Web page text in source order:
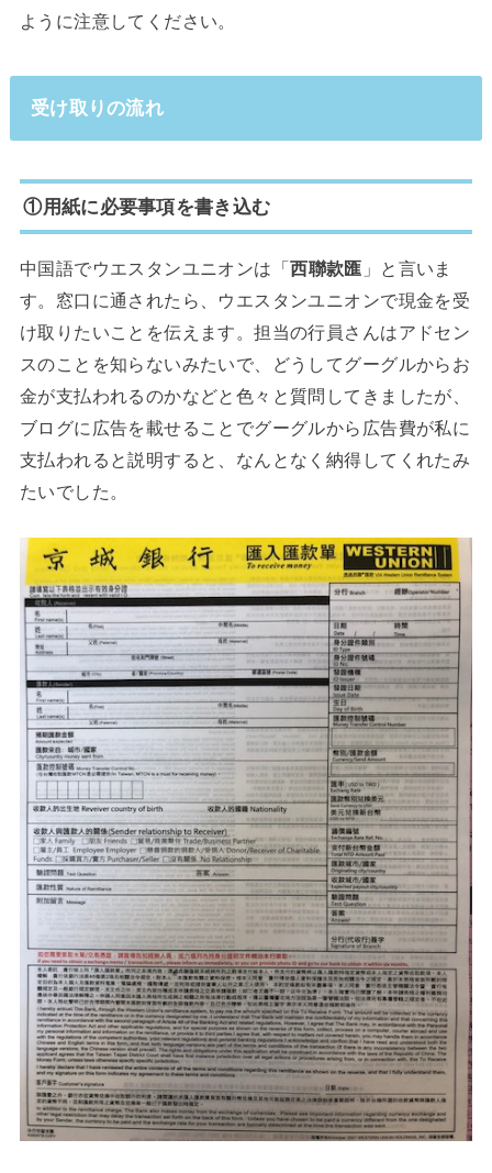
ように注意してください。
受け取りの流れ
①用紙に必要事項を書き込む
中国語でウエスタンユニオンは「西聯款匯 」と言いま
す。窓口に通されたら、ウエスタンユニオンで現金を受
け取りたいことを伝えます。担当の行員さんはアドセン
スのことを知らないみたいで、どうしてグーグルからお
金が支払われるのかなどと色々と質問してきましたが、
ブログに広告を載せることでグーグルから広告費が私に
支払われると説明すると、なんとなく納得してくれたみ
たいでした。